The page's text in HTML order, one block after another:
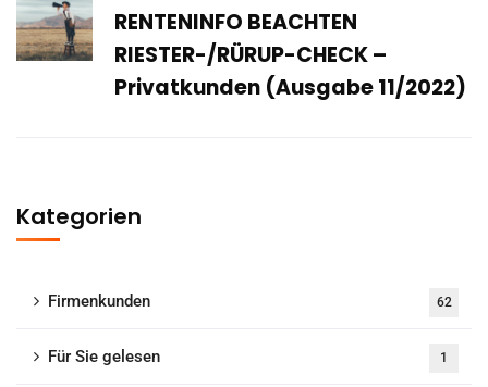
RENTENINFO BEACHTEN
RIESTER-/RÜRUP-CHECK –
Privatkunden (Ausgabe 11/2022)
Kategorien
Firmenkunden 62
Für Sie gelesen 1